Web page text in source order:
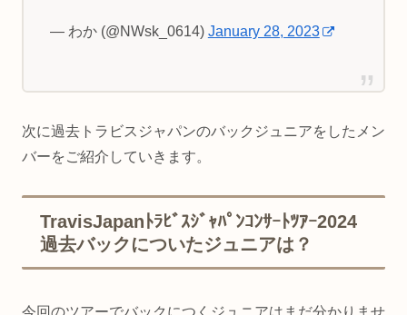
— わか (@NWsk_0614) January 28, 2023
次に過去トラビスジャパンのバックジュニアをしたメン
バーをご紹介していきます。
TravisJapanﾄﾗﾋﾞｽｼﾞｬﾊﾟﾝｺﾝｻｰﾄﾂｱｰ2024
過去バックについたジュニアは？
今回のツアーでバックにつくジュニアはまだ分かりませ